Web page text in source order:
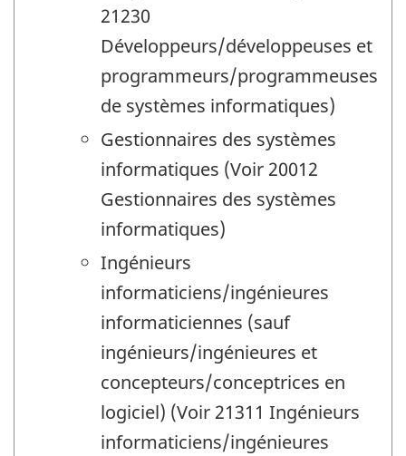
21230
Développeurs/développeuses et
programmeurs/programmeuses
de systèmes informatiques)
Gestionnaires des systèmes
informatiques (Voir 20012
Gestionnaires des systèmes
informatiques)
Ingénieurs
informaticiens/ingénieures
informaticiennes (sauf
ingénieurs/ingénieures et
concepteurs/conceptrices en
logiciel) (Voir 21311 Ingénieurs
informaticiens/ingénieures